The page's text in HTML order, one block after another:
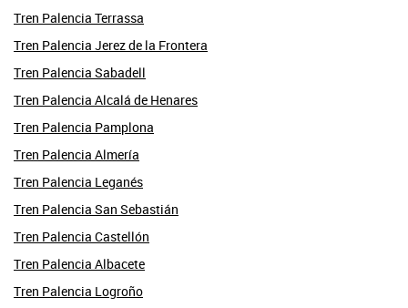
Tren Palencia Terrassa
Tren Palencia Jerez de la Frontera
Tren Palencia Sabadell
Tren Palencia Alcalá de Henares
Tren Palencia Pamplona
Tren Palencia Almería
Tren Palencia Leganés
Tren Palencia San Sebastián
Tren Palencia Castellón
Tren Palencia Albacete
Tren Palencia Logroño